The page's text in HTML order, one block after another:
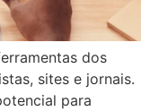
dos
sites e jornais.
para